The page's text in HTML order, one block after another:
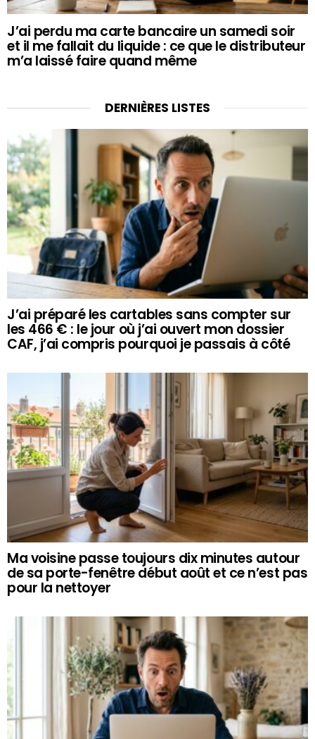
J’ai perdu ma carte bancaire un samedi soir
et il me fallait du liquide : ce que le distributeur
m’a laissé faire quand même
DERNIÈRES LISTES
J’ai préparé les cartables sans compter sur
les 466 € : le jour où j’ai ouvert mon dossier
CAF, j’ai compris pourquoi je passais à côté
Ma voisine passe toujours dix minutes autour
de sa porte-fenêtre début août et ce n’est pas
pour la nettoyer